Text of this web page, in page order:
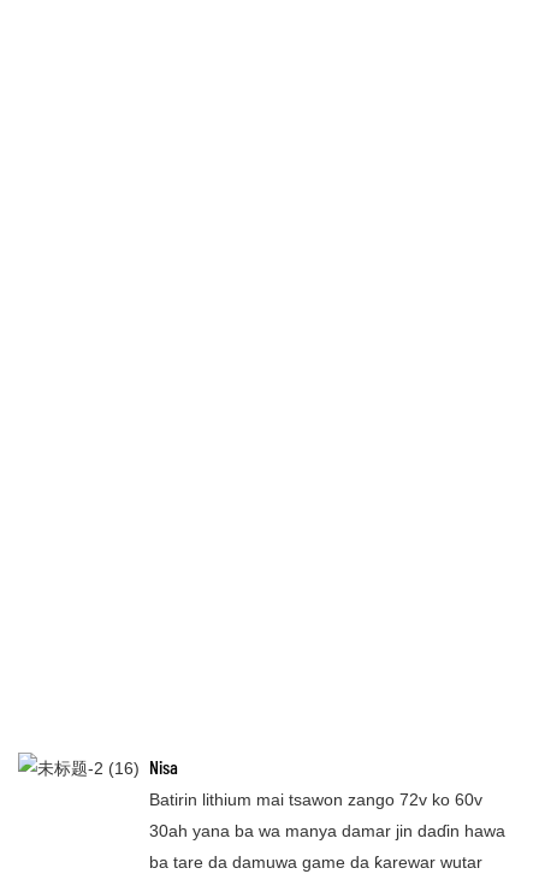
Nisa
Batirin lithium mai tsawon zango 72v ko 60v
30ah yana ba wa manya damar jin daɗin hawa
ba tare da damuwa game da ƙarewar wutar